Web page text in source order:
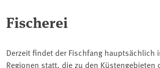
Fischerei
Derzeit findet der Fischfang hauptsächlich
Regionen statt, die zu den Küstengebieten